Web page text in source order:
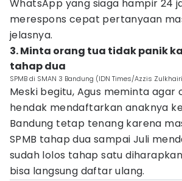
WhatsApp yang siaga hampir 24
merespons cepat pertanyaan
jelasnya.
3. Minta orang tua tidak panik
tahap dua
SPMB di SMAN 3 Bandung (IDN Times/Azzis
Meski begitu, Agus meminta agar
hendak mendaftarkan anaknya ke
Bandung tetap tenang karena
SPMB tahap dua sampai Juli
sudah lolos tahap satu
bisa langsung daftar ulang.